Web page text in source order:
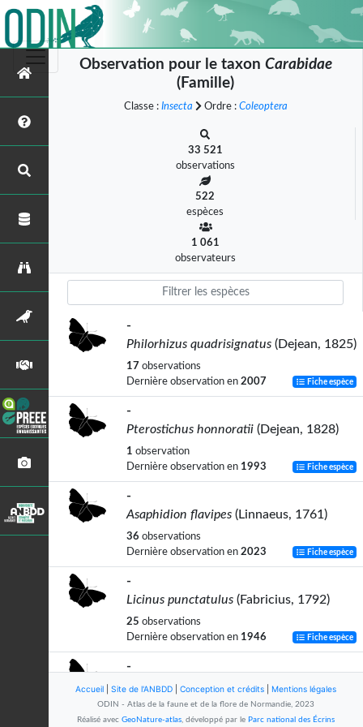
Observation pour le taxon Carabidae
(Famille)
Classe : Insecta Ordre : Coleoptera
33 521
observations
522
espèces
1 061
observateurs
-
Philorhizus quadrisignatus (Dejean, 1825)
17 observations
Dernière observation en 2007 Fiche espèce
-
Pterostichus honnoratii (Dejean, 1828)
1 observation
Dernière observation en 1993 Fiche espèce
-
Asaphidion flavipes (Linnaeus, 1761)
36 observations
Dernière observation en 2023 Fiche espèce
-
Licinus punctatulus (Fabricius, 1792)
25 observations
Dernière observation en 1946 Fiche espèce
-
Carabus granulatus granulatusLinnaeus,
1758
2observations
Accueil Site de l'ANBDD Conception et crédits Mentions légales
ODIN - Atlas de la faune et de la flore de Normandie, 2023
Réalisé avec GeoNature-atlas, développé par le Parc national des Écrins